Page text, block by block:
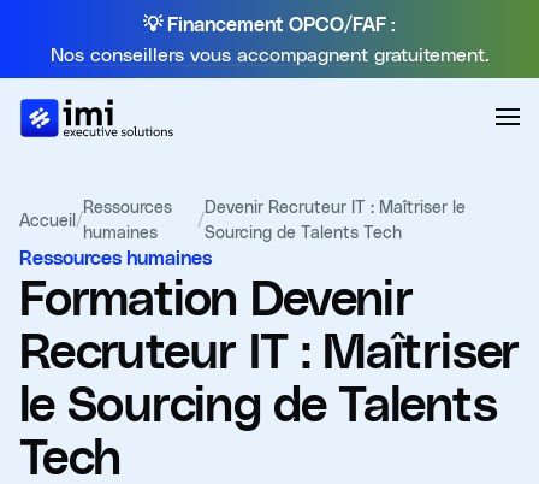
💡 Financement OPCO/FAF :
Nos conseillers vous accompagnent gratuitement.
Accueil/
Ressources
humaines
/
Devenir Recruteur IT : Maîtriser le
Sourcing de Talents Tech
Ressources humaines
Formation Devenir
Recruteur IT : Maîtriser
le Sourcing de Talents
Tech